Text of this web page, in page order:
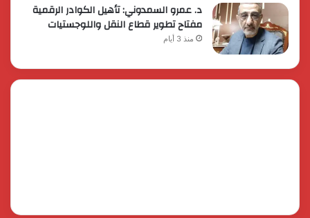
د. عمرو السمدوني: تأهيل الكوادر الرقمية
مفتاح تطوير قطاع النقل واللوجستيات
منذ 3 أيام